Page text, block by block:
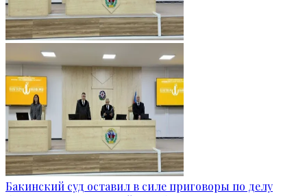
Бакинский суд оставил в силе приговоры по делу